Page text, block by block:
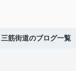
三筋街道のブログ一覧